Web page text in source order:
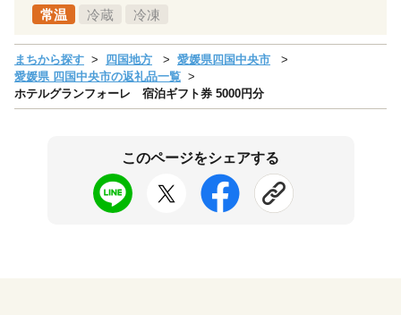
常温 冷蔵 冷凍
まちから探す 四国地方
愛媛県四国中央市
愛媛県 四国中央市の返礼品一覧
ホテルグランフォーレ 宿泊ギフト券 5000円分
このページをシェアする